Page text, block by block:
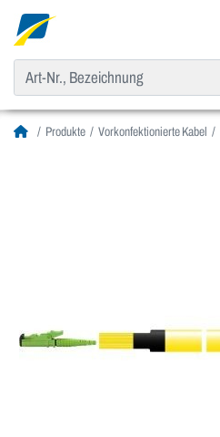
Produkte Vorkonfektionierte Kabel